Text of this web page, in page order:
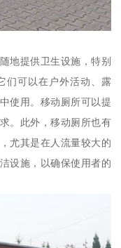
地提供卫生设施，特别
们可以在户外活动、露
使用。移动厕所可以提
。此外，移动厕所也有
尤其是在人流量较大的
设施，以确保使用者的